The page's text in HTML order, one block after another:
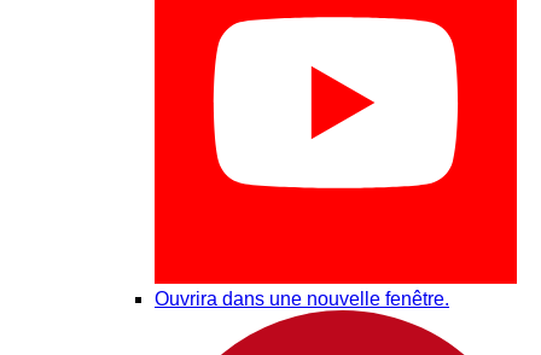
Ouvrira dans une nouvelle fenêtre.